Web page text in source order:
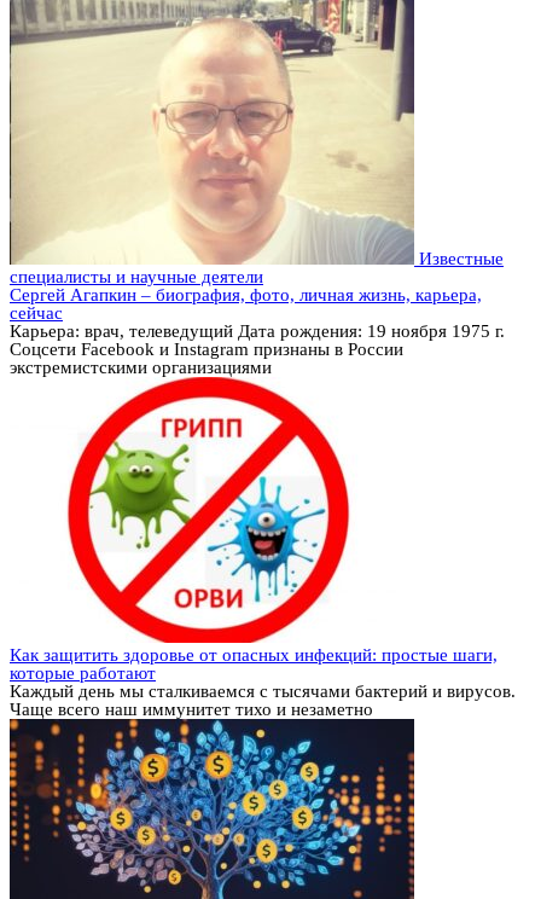
Известные
специалисты и научные деятели
Сергей Агапкин – биография, фото, личная жизнь, карьера,
сейчас
Карьера: врач, телеведущий Дата рождения: 19 ноября 1975 г.
Соцсети Facebook и Instagram признаны в России
экстремистскими организациями
Как защитить здоровье от опасных инфекций: простые шаги,
которые работают
Каждый день мы сталкиваемся с тысячами бактерий и вирусов.
Чаще всего наш иммунитет тихо и незаметно